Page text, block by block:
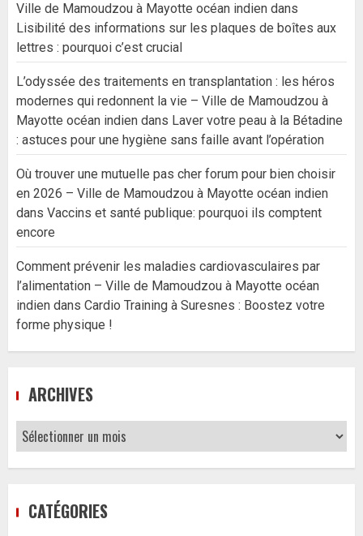
Ville de Mamoudzou à Mayotte océan indien dans
Lisibilité des informations sur les plaques de boîtes aux
lettres : pourquoi c’est crucial
L’odyssée des traitements en transplantation : les héros
modernes qui redonnent la vie – Ville de Mamoudzou à
Mayotte océan indien dans Laver votre peau à la Bétadine
: astuces pour une hygiène sans faille avant l’opération
Où trouver une mutuelle pas cher forum pour bien choisir
en 2026 – Ville de Mamoudzou à Mayotte océan indien
dans Vaccins et santé publique: pourquoi ils comptent
encore
Comment prévenir les maladies cardiovasculaires par
l’alimentation – Ville de Mamoudzou à Mayotte océan
indien dans Cardio Training à Suresnes : Boostez votre
forme physique !
ARCHIVES
Archives
CATÉGORIES